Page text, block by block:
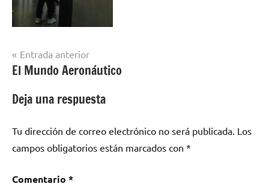
Navegación
de
entradas
Entrada anterior
El Mundo Aeronáutico
Deja una respuesta
Tu dirección de correo electrónico no será publicada. Los
campos obligatorios están marcados con *
Comentario *